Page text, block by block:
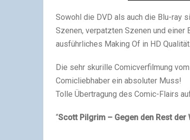
Sowohl die DVD als auch die Blu-ray
Szenen, verpatzten Szenen und
ausführliches Making Of in HD Qualität.
Die sehr skurille Comicverfilmung
Comicliebhaber ein absoluter Muss!
Tolle Übertragung des Comic-Flairs
“Scott Pilgrim – Gegen den Rest der